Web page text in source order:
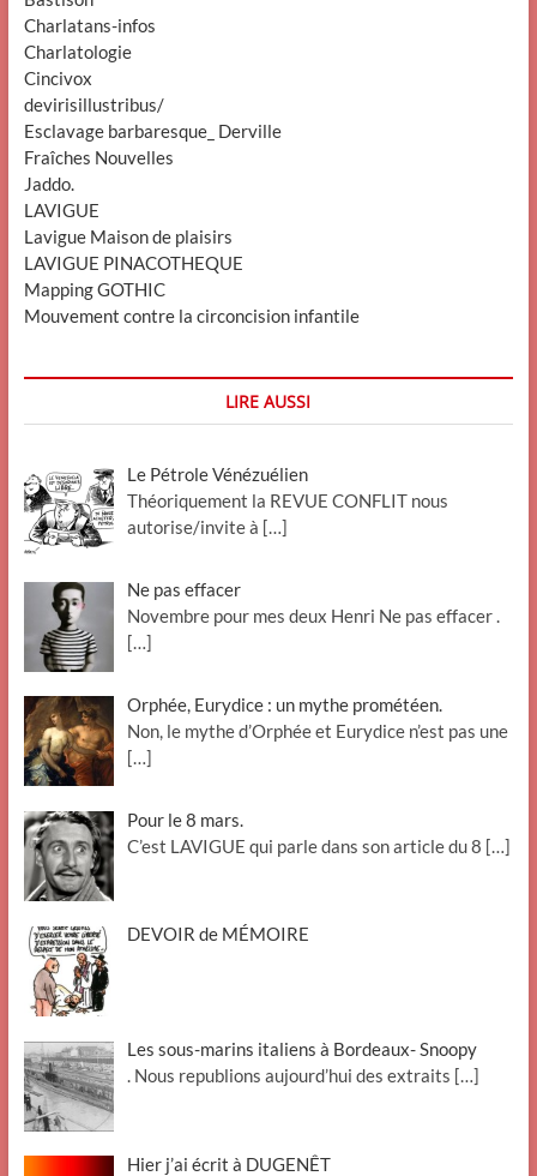
Charlatans-infos
Charlatologie
Cincivox
devirisillustribus/
Esclavage barbaresque_ Derville
Fraîches Nouvelles
Jaddo.
LAVIGUE
Lavigue Maison de plaisirs
LAVIGUE PINACOTHEQUE
Mapping GOTHIC
Mouvement contre la circoncision infantile
LIRE AUSSI
Le Pétrole Vénézuélien
Théoriquement la REVUE CONFLIT nous
autorise/invite à […]
Ne pas effacer
Novembre pour mes deux Henri Ne pas effacer .
[…]
Orphée, Eurydice : un mythe prométéen.
Non, le mythe d’Orphée et Eurydice n’est pas une
[…]
Pour le 8 mars.
C’est LAVIGUE qui parle dans son article du 8 […]
DEVOIR de MÉMOIRE
Les sous-marins italiens à Bordeaux- Snoopy
. Nous republions aujourd’hui des extraits […]
Hier j’ai écrit à DUGENÊT